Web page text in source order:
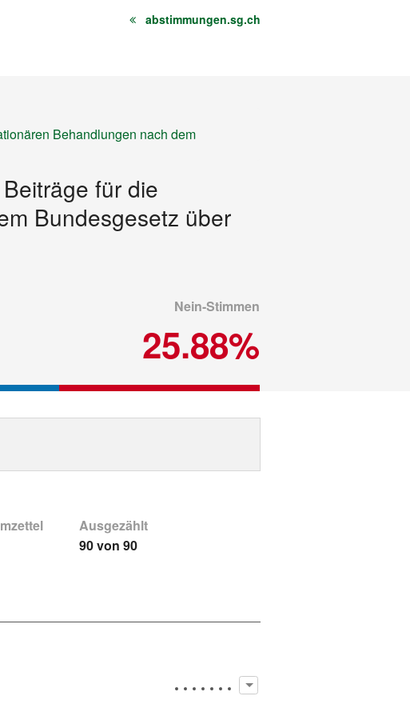
abstimmungen.sg.ch
Behandlungen nach dem
für die
Bundesgesetz über
Nein-Stimmen
25.88%
Ausgezählt
90 von 90